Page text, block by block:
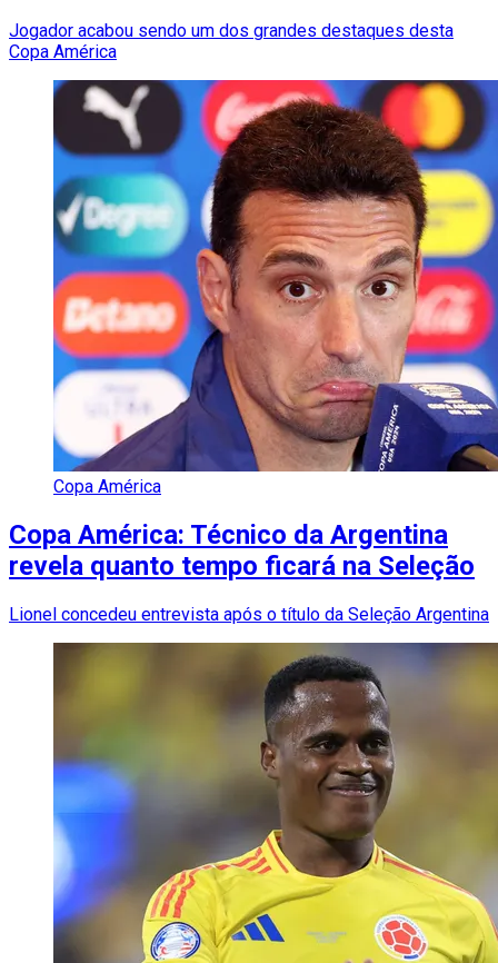
Jogador acabou sendo um dos grandes destaques desta
Copa América
Copa América
Copa América: Técnico da Argentina
revela quanto tempo ficará na Seleção
Lionel concedeu entrevista após o título da Seleção Argentina